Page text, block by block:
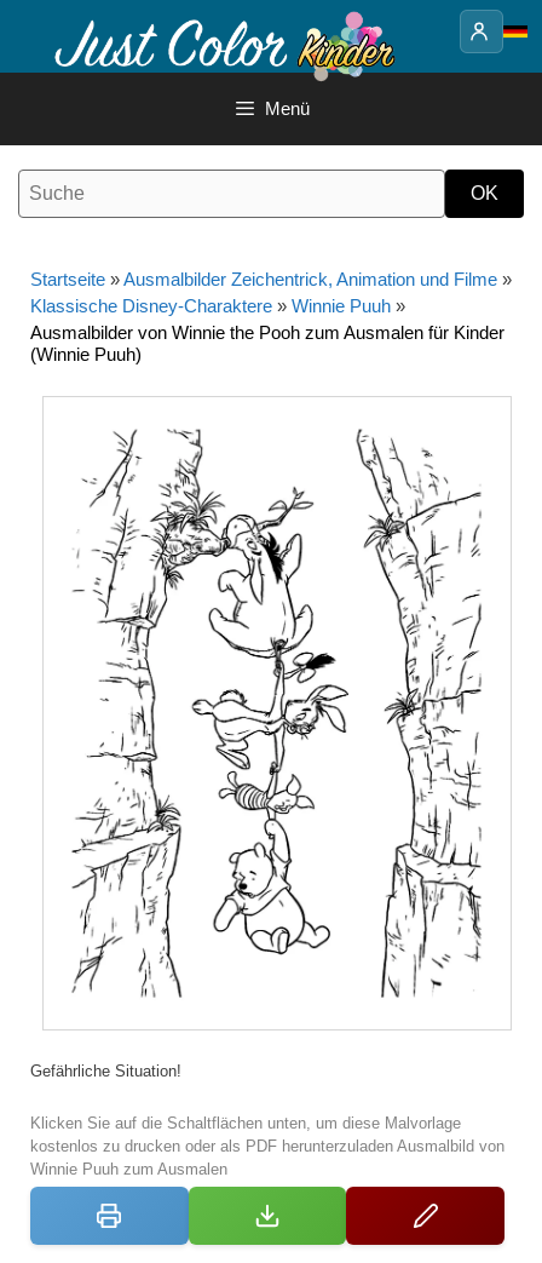
Inhalt
Menü
Startseite »Ausmalbilder Zeichentrick, Animation und Filme »
Klassische Disney-Charaktere » Winnie Puuh »
Ausmalbilder von Winnie the Pooh zum Ausmalen für Kinder
(Winnie Puuh)
Gefährliche Situation!
Klicken Sie auf die Schaltflächen unten, um diese Malvorlage
kostenlos zu drucken oder als PDF herunterzuladen Ausmalbild von
Winnie Puuh zum Ausmalen